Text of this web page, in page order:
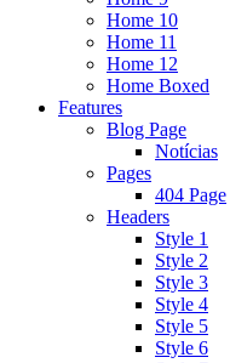
Home 10
Home 11
Home 12
Home Boxed
Features
Blog Page
Notícias
Pages
404 Page
Headers
Style 1
Style 2
Style 3
Style 4
Style 5
Style 6